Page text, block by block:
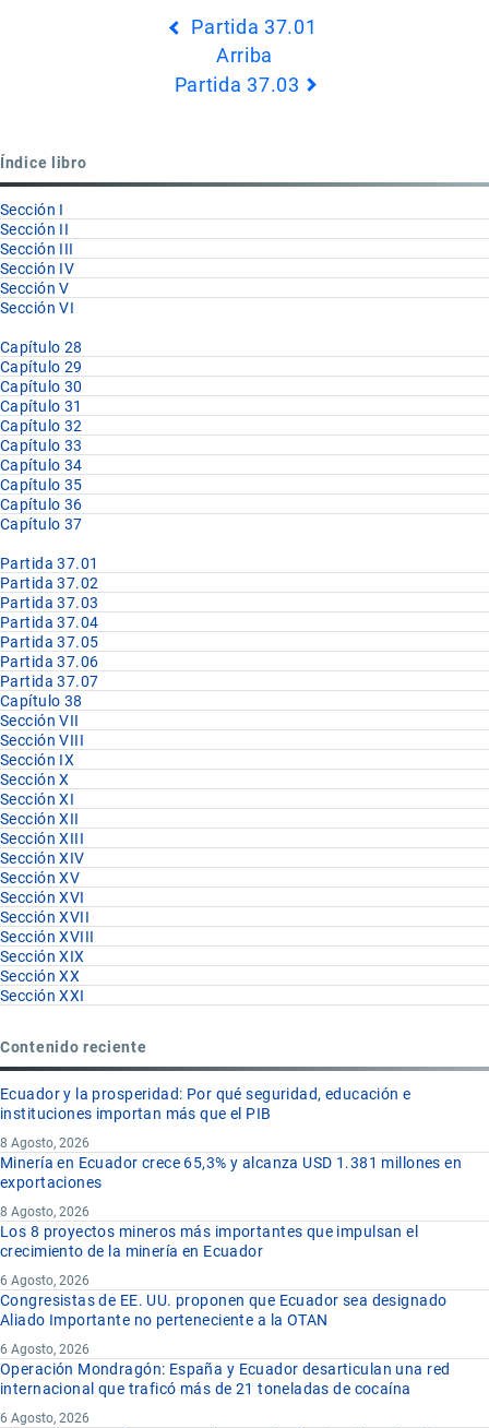
37.02
Partida 37.01
Arriba
Partida 37.03
Índice libro
Sección I
Sección II
Sección III
Sección IV
Sección V
Sección VI
Capítulo 28
Capítulo 29
Capítulo 30
Capítulo 31
Capítulo 32
Capítulo 33
Capítulo 34
Capítulo 35
Capítulo 36
Capítulo 37
Partida 37.01
Partida 37.02
Partida 37.03
Partida 37.04
Partida 37.05
Partida 37.06
Partida 37.07
Capítulo 38
Sección VII
Sección VIII
Sección IX
Sección X
Sección XI
Sección XII
Sección XIII
Sección XIV
Sección XV
Sección XVI
Sección XVII
Sección XVIII
Sección XIX
Sección XX
Sección XXI
Contenido reciente
Ecuador y la prosperidad: Por qué seguridad, educación e
instituciones importan más que el PIB
8 Agosto, 2026
Minería en Ecuador crece 65,3% y alcanza USD 1.381 millones en
exportaciones
8 Agosto, 2026
Los 8 proyectos mineros más importantes que impulsan el
crecimiento de la minería en Ecuador
6 Agosto, 2026
Congresistas de EE. UU. proponen que Ecuador sea designado
Aliado Importante no perteneciente a la OTAN
6 Agosto, 2026
Operación Mondragón: España y Ecuador desarticulan una red
internacional que traficó más de 21 toneladas de cocaína
6 Agosto, 2026